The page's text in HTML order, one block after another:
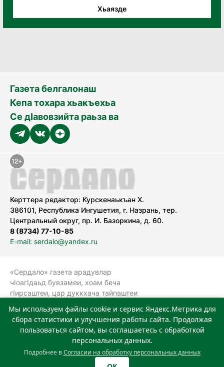
Хьаязде
Газета белгалонаш
Кепа тохара хьакъехьа
Се дӀавовзийта раьза ва
Керттера редактор: Курскенаькъан Х.
386101, Республика Ингушетия, г. Назрань, тер.
Центральный округ, пр. И. Базоркина, д. 60.
8 (8734) 77-10-85
E-mail: serdalo@yandex.ru
«Сердало» газета арадувлар
чIоагIдаьд бувзамеи, хоам беча
гIирсаштеи, цар дуккхача тайпаштеи
болхлоша (Роскомнадзор).
Реестровая запись СМИ: ЭЛ № ФС 77-
78323 от 15.05.2020 г. Учредитель:
Государственное автономное
учреждение «Издательский дом
Мы используем файлы cookie и сервис Яндекс.Метрика для
сбора статистики и улучшения работы сайта. Продолжая
пользоваться сайтом, вы соглашаетесь с обработкой
персональных данных.
Подробнее вСогласии на обработку персональных данных